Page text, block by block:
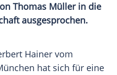
Thomas Müllerin die
ausgesprochen.
Hainer vom
hat sich für eine